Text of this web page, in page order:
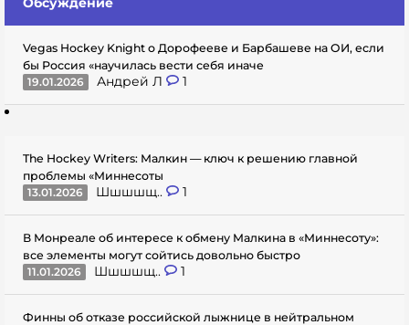
Vegas Hockey Knight о Дорофееве и Барбашеве на ОИ, если
бы Россия «научилась вести себя иначе
19.01.2026
Андрей Л 1
The Hockey Writers: Малкин — ключ к решению главной
проблемы «Миннесоты
13.01.2026
Шшшшщ.. 1
В Монреале об интересе к обмену Малкина в «Миннесоту»:
все элементы могут сойтись довольно быстро
11.01.2026
Шшшшщ.. 1
Финны об отказе российской лыжнице в нейтральном